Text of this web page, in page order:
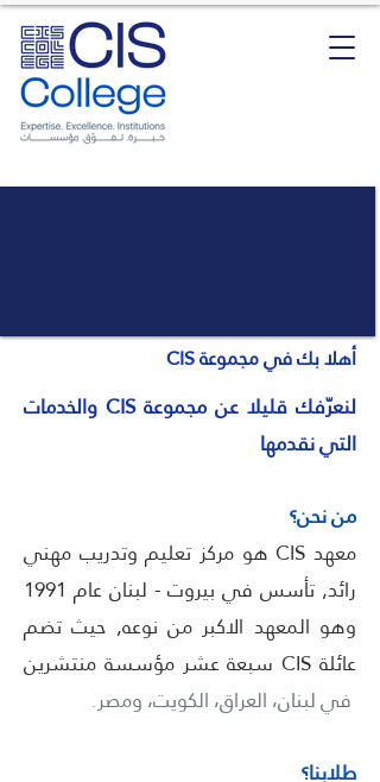
أهلا بك في مجموعة CIS
لنعرّفك قليلا عن مجموعة CIS والخدمات
التي نقدمها
من نحن؟
معهد CIS هو مركز تعليم وتدريب مهني
رائد, تأسس في بيروت - لبنان عام 1991
وهو المعهد الاكبر من نوعه, حيث تضم
عائلة CIS سبعة عشر مؤسسة منتشرين
في لبنان، العراق، الكويت، ومصر.
طلابنا؟